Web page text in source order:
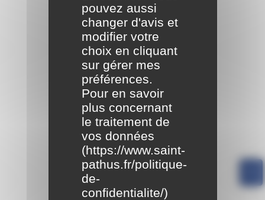
pouvez aussi
changer d'avis et
modifier votre
choix en cliquant
sur gérer mes
préférences.
Pour en savoir
plus concernant
le traitement de
vos données
(https://www.saint-
pathus.fr/politique-
de-
confidentialite/)